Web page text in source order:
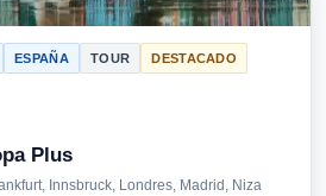
ESPAÑA TOUR DESTACADO
Plus
Innsbruck, Londres, Madrid, Niza